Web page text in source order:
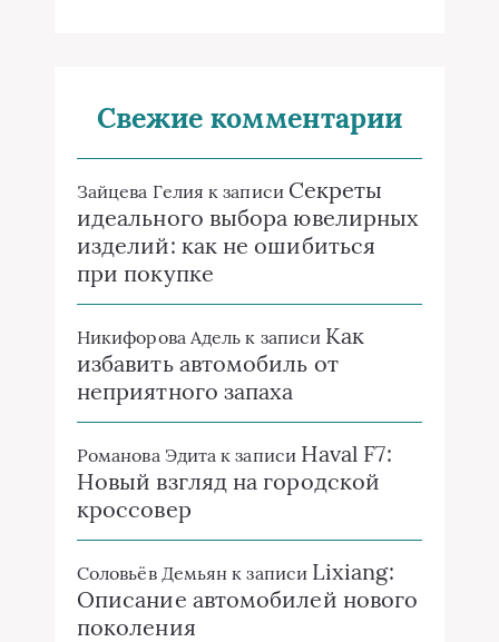
Свежие комментарии
Зайцева Гелия к записи Секреты
идеального выбора ювелирных
изделий: как не ошибиться
при покупке
Никифорова Адель к записи Как
избавить автомобиль от
неприятного запаха
Романова Эдита к записи Haval F7:
Новый взгляд на городской
кроссовер
Соловьёв Демьян к записи Lixiang:
Описание автомобилей нового
поколения